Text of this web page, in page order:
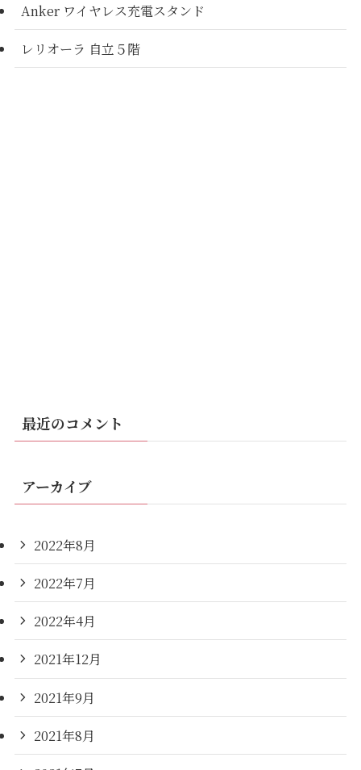
Anker ワイヤレス充電スタンド
レリオーラ 自立５階
最近のコメント
アーカイブ
2022年8月
2022年7月
2022年4月
2021年12月
2021年9月
2021年8月